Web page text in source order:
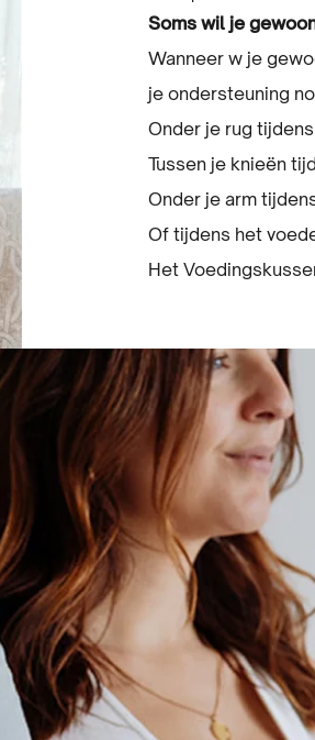
Soms wil je
Wanneer w je
je ondersteuning
Onder je rug
Tussen je knieën
Onder je arm
Of tijdens het
Het